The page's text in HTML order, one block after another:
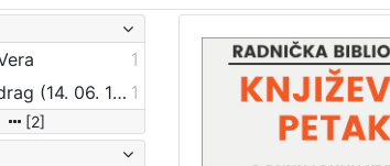
1
Palavestra, Predrag (14. 06. 1930. – 19. 08. 2014.) 1
[2]